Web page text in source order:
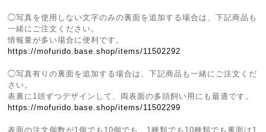
◯写真を使用しない文字のみの裏面を追加する場合は、下記商品も
一緒にご注文ください。
情報量が多い場合に便利です。
https://mofurido.base.shop/items/11502292
◯写真有りの裏面を追加する場合は、下記商品も一緒にご注文くだ
さい。
表裏に1頭ずつデザインして、両表面の多頭飼い用にも最適です。
https://mofurido.base.shop/items/11502299
表面の注文個数が1個でも10個でも、1種類でも10種類でも裏面は1